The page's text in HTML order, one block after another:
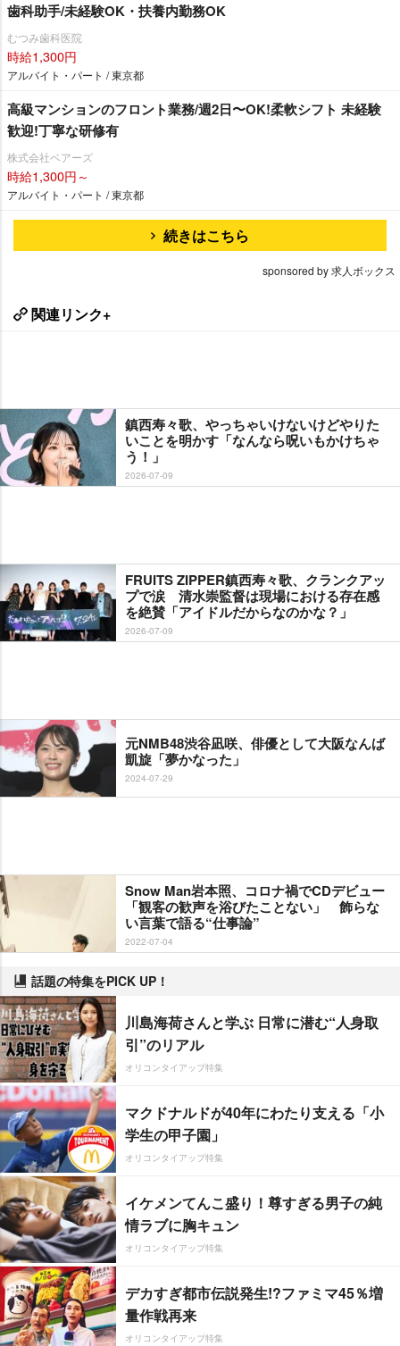
歯科助手/未経験OK・扶養内勤務OK
むつみ歯科医院
時給1,300円
アルバイト・パート / 東京都
⾼級マンションのフロント業務/週2⽇〜OK!柔軟シフト 未経験
歓迎!丁寧な研修有
株式会社ベアーズ
時給1,300円～
アルバイト・パート / 東京都
続きはこちら
sponsored by 求人ボックス
関連リンク+
鎮西寿々歌、やっちゃいけないけどやりた
いことを明かす「なんなら呪いもかけちゃ
う！」
2026-07-09
FRUITS ZIPPER鎮西寿々歌、クランクアッ
プで涙 清水崇監督は現場における存在感
を絶賛「アイドルだからなのかな？」
2026-07-09
元NMB48渋谷凪咲、俳優として大阪なんば
凱旋「夢かなった」
2024-07-29
Snow Man岩本照、コロナ禍でCDデビュー
「観客の歓声を浴びたことない」 飾らな
い言葉で語る“仕事論”
2022-07-04
話題の特集をPICK UP！
川島海荷さんと学ぶ 日常に潜む“人身取
引”のリアル
オリコンタイアップ特集
マクドナルドが40年にわたり支える「小
学生の甲子園」
オリコンタイアップ特集
イケメンてんこ盛り！尊すぎる男子の純
情ラブに胸キュン
オリコンタイアップ特集
デカすぎ都市伝説発生!?ファミマ45％増
量作戦再来
オリコンタイアップ特集